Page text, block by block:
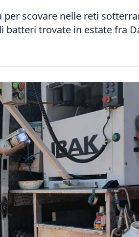
scovare nelle reti
batteri trovate in estate fra